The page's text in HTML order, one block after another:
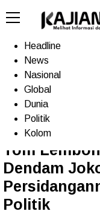
Home
Headline
News
Nasional
Global
Dunia
Politik
Kolom
Terkini
Tom
Dendam
Politik